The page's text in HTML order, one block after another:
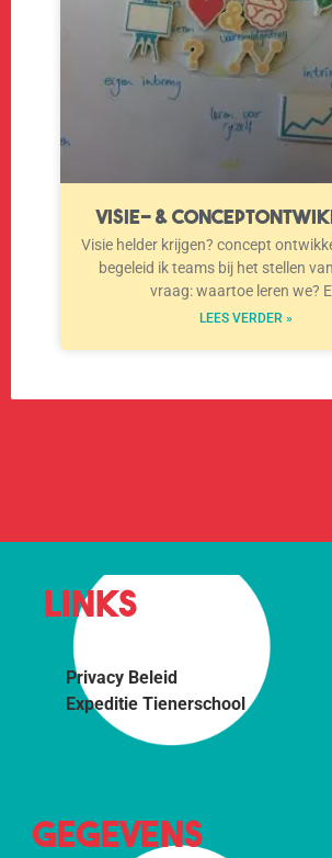
Visie- &
Visie helder krijgen? concept
begeleid ik teams bij het stellen
vraag: waartoe leren we?
LEES VERDER »
LINKS
Privacy Beleid
Expeditie Tienerschool
GEGEVENS